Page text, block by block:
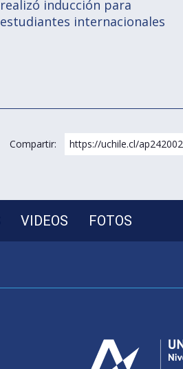
realizó inducción para
estudiantes internacionales
Compartir: https://uchile.cl/ap242002
VIDEOS FOTOS